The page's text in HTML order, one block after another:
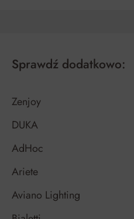
Sprawdź dodatkowo:
Zenjoy
DUKA
AdHoc
Ariete
Aviano Lighting